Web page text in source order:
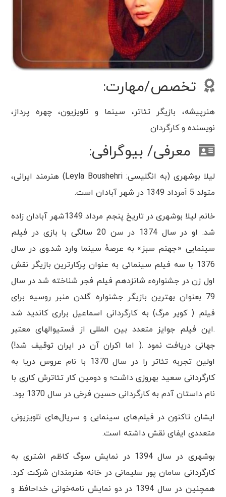
تخصص/مهارت:
هنرپیشه، بازیگر تئاتر، سینما و تلویزیون، چهره پرداز،
نویسنده و کارگردان
معرفی/ بیوگرافی:
لیلا بوشهری (به انگلیسی: Leyla Boushehri) هنرمند ایرانی،
متولد 5 اَمرداد 1349 در شهر آبادان است.
خانم لیلا بوشهری در تاریخ پنجم مرداد 1349شهر آبادان زاده
شد. او در سال 1374 در سن 20 سالگی با بازی در فیلم
سینمایی «جهنم سبز» به عرصهٔ سینما وارد شد.وی در سال
1376 با سه فیلم سینمائی به عنوان پرکارترین بازیگر نقش
اول زن در جشنوارهء شانزدهم فیلم فجر شناخته شد در سال
79 بعنوان بهترین بازیگر جشنواره گلدن منبر روسیه برای
فیلم ( کویر مرگ) به کارگردانی اسماعیل براری کاندید شد
.این فیلم جوایز متعدد بین المللی از فستیوالهای معتبر
جهانی دریافت نمود .( اما اکران آن در ایران توقیف شد!)
اولین تجربه تئاتر را در سال 1370 با نام عروس دریا به
کارگردانی سعید بهروزی داشت؛ و دومین کار تئاترش کاری با
نام داستان آدم به کارگردانی حسین فرخی در سال 1370 بود.
ایشان تاکنون در فیلم‌های سینمایی و سریال‌های تلویزیونی
متعددی ایفای نقش داشته است.
بوشهری در سال 1394 در نمایش سوگ کاظم اشتری به
کارگردانی سامان پور سلیمانی در خانه هنرمندان شرکت کرد.
همچنین در سال 1394 در دو نمایش نامه‌خوانی خداحافظ و